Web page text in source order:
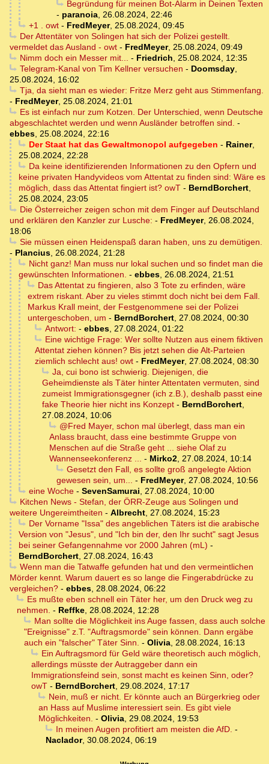
Begründung für meinen Bot-Alarm in Deinen Texten
- paranoia, 26.08.2024, 22:46
+1 . owt- FredMeyer, 25.08.2024, 09:45
Der Attentäter von Solingen hat sich der Polizei gestellt.
vermeldet das Ausland - owt - FredMeyer, 25.08.2024, 09:49
Nimm doch ein Messer mit... - Friedrich, 25.08.2024, 12:35
Telegram-Kanal von Tim Kellner versuchen - Doomsday,
25.08.2024, 16:02
Tja, da sieht man es wieder: Fritze Merz geht aus Stimmenfang.
- FredMeyer, 25.08.2024, 21:01
Es ist einfach nur zum Kotzen. Der Unterschied, wenn Deutsche
abgeschlachtet werden und wenn Ausländer betroffen sind. -
ebbes, 25.08.2024, 22:16
Der Staat hat das Gewaltmonopol aufgegeben - Rainer,
25.08.2024, 22:28
Da keine identifizierenden Informationen zu den Opfern und
keine privaten Handyvideos vom Attentat zu finden sind: Wäre es
möglich, dass das Attentat fingiert ist? owT - BerndBorchert,
25.08.2024, 23:05
Die Österreicher zeigen schon mit dem Finger auf Deutschland
und erklären den Kanzler zur Lusche: - FredMeyer, 26.08.2024,
18:06
Sie müssen einen Heidenspaß daran haben, uns zu demütigen.
- Plancius, 26.08.2024, 21:28
Nicht ganz! Man muss nur lokal suchen und so findet man die
gewünschten Informationen. - ebbes, 26.08.2024, 21:51
Das Attentat zu fingieren, also 3 Tote zu erfinden, wäre
extrem riskant. Aber zu vieles stimmt doch nicht bei dem Fall.
Markus Krall meint, der Festgenommene sei der Polizei
untergeschoben, um - BerndBorchert, 27.08.2024, 00:30
Antwort: - ebbes, 27.08.2024, 01:22
Eine wichtige Frage: Wer sollte Nutzen aus einem fiktiven
Attentat ziehen können? Bis jetzt sehen die Alt-Parteien
ziemlich schlecht aus! owt - FredMeyer, 27.08.2024, 08:30
Ja, cui bono ist schwierig. Diejenigen, die
Geheimdienste als Täter hinter Attentaten vermuten, sind
zumeist Immigrationsgegner (ich z.B.), deshalb passt eine
fake Theorie hier nicht ins Konzept - BerndBorchert,
27.08.2024, 10:06
@Fred Mayer, schon mal überlegt, dass man ein
Anlass braucht, dass eine bestimmte Gruppe von
Menschen auf die Straße geht ... siehe Olaf zu
Wannenseekonferenz ... - Mirko2, 27.08.2024, 10:14
Gesetzt den Fall, es sollte groß angelegte Aktion
gewesen sein, um... - FredMeyer, 27.08.2024, 10:56
eine Woche- SevenSamurai, 27.08.2024, 10:00
Kitchen News - Stefan, der ÖRR-Zeuge aus Solingen und
weitere Ungereimtheiten - Albrecht, 27.08.2024, 15:23
Der Vorname "Issa" des angeblichen Täters ist die arabische
Version von "Jesus", und "Ich bin der, den Ihr sucht" sagt Jesus
bei seiner Gefangennahme vor 2000 Jahren (mL) -
BerndBorchert, 27.08.2024, 16:43
Wenn man die Tatwaffe gefunden hat und den vermeintlichen
Mörder kennt. Warum dauert es so lange die Fingerabdrücke zu
vergleichen? - ebbes, 28.08.2024, 06:22
Es mußte eben schnell ein Täter her, um den Druck weg zu
nehmen. - Reffke, 28.08.2024, 12:28
Man sollte die Möglichkeit ins Auge fassen, dass auch solche
"Ereignisse" z.T. "Auftragsmorde" sein können. Dann ergäbe
auch ein "falscher" Täter Sinn. - Olivia, 28.08.2024, 16:13
Ein Auftragsmord für Geld wäre theoretisch auch möglich,
allerdings müsste der Autraggeber dann ein
Immigrationsfeind sein, sonst macht es keinen Sinn, oder?
owT - BerndBorchert, 29.08.2024, 17:17
Nein, muß er nicht. Er könnte auch an Bürgerkrieg oder
an Hass auf Muslime interessiert sein. Es gibt viele
Möglichkeiten. - Olivia, 29.08.2024, 19:53
In meinen Augen profitiert am meisten die AfD. -
Naclador, 30.08.2024, 06:19